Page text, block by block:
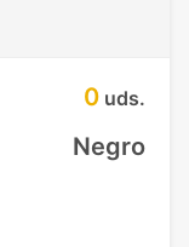
0 uds.
Negro